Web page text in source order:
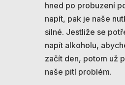
hned po probuzení
napít, pak je naše
silné. Jestliže se
napít alkoholu,
začít den, potom už
naše pití problém.